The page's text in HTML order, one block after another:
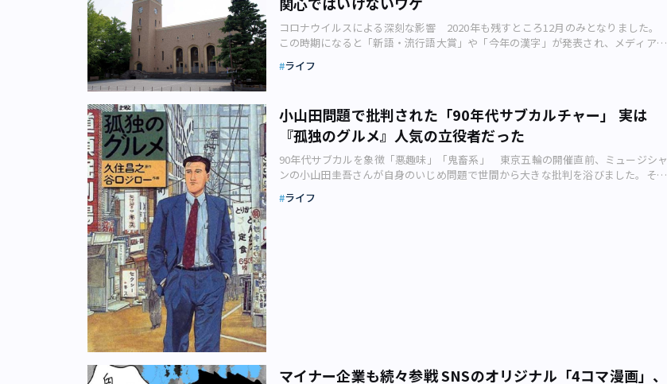
コロナウイルスによる深刻な影響 2020年も残すところ12月のみとなりました。
この時期になると「新語・流行語大賞」や「今年の漢字」が発表され、メディアで
大きく報道されます。 投資運用業を手掛けるスパークス・アセット・マネジメン
ト（港区港南）が全国の20代から60代以上までの男女1000人を対象に行った「夫
大により収入が減少するなど、苦しい家計状態などがあると考えられます。また、
別のアンケート調査では子どもを持つ世帯の台所事業の厳しさが明らかになってい
ます。 エデンレッドジャパン（千代田区神田錦町）が全国の高校生以下の子ども
を持つ30代から50代までの男女600人を対象に行った「コロナ共存時代における家
計と生活支援に関する調査」では、7割の家庭が「金銭的余裕がない」と答えまし
た。 都内にある私大最難関・早稲田大学（画像：写真AC） このようにコロナ禍
での負担が大きいと思われがちですが、休学を考えている学生を居住環境別で見る
ライフ
小山田問題で批判された「90年代サブカルチャー」 実は
『孤独のグルメ』人気の立役者だった
90年代サブカルを象徴「悪趣味」「鬼畜系」 東京五輪の開催直前、ミュージシャ
ンの小山田圭吾さんが自身のいじめ問題で世間から大きな批判を浴びました。その
結果、小山田さんは開会式の楽曲担当を降板することになりました。 この件で
同じく注目を集めたのが、いじめ問題の発端となった雑誌記事の背景にあった1990
90年代サブカルを批判的に分析する書籍は、ニューウェイヴバンド「ロマンポルシ
ライフ
マイナー企業も続々参戦 SNSのオリジナル「4コマ漫画」、